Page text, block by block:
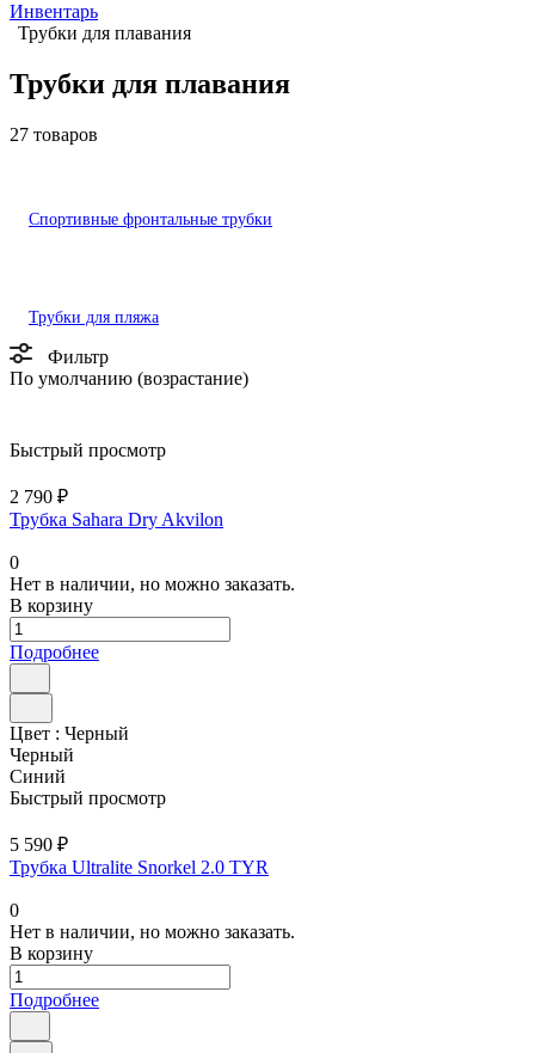
Инвентарь
Трубки для плавания
Трубки для плавания
27 товаров
Спортивные фронтальные трубки
Трубки для пляжа
Фильтр
По умолчанию (возрастание)
Быстрый просмотр
2 790 ₽
Трубка Sahara Dry Akvilon
0
Нет в наличии, но можно заказать.
В корзину
Подробнее
Цвет : Черный
Черный
Синий
Быстрый просмотр
5 590 ₽
Трубка Ultralite Snorkel 2.0 TYR
0
Нет в наличии, но можно заказать.
В корзину
Подробнее